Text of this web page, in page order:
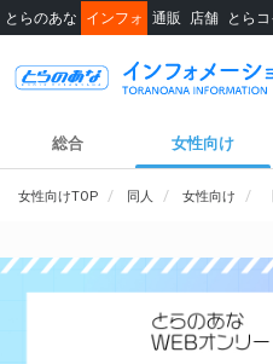
とらのあな インフォ 通販 店舗 とら
総合 女性向け
女性向けTOP 同人 女性向け